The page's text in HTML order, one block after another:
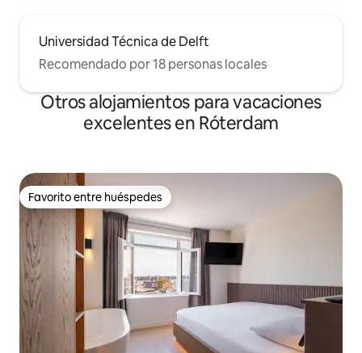
Universidad Técnica de Delft
Recomendado por 18 personas locales
Otros alojamientos para vacaciones
excelentes en Róterdam
Favorito entre huéspedes
Favorito entre huéspedes